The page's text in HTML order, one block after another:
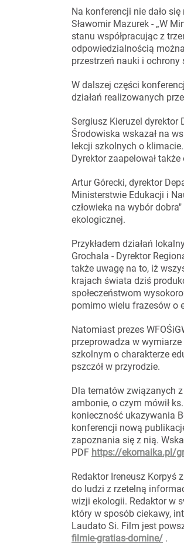
Na konferencji nie dało
Sławomir Mazurek - „W
stanu współpracując z
odpowiedzialnością
przestrzeń nauki i ochrony
W dalszej części
działań realizowanych
Sergiusz Kieruzel
Środowiska wskazał na
lekcji szkolnych o
Dyrektor zaapelował
Artur Górecki, dyrektor
Ministerstwie Edukacji i
człowieka na wybór
ekologicznej.
Przykładem działań
Grochala - Dyrektor
także uwagę na to, iż
krajach świata dziś
społeczeństwom
pomimo wielu frazesów o
Natomiast prezes
przeprowadza w
szkolnym o charakterze
pszczół w przyrodzie.
Dla tematów związanych
ambonie, o czym mówił
konieczność ukazywania
konferencji nową
zapoznania się z nią.
PDF https://ekomaika.pl/
Redaktor Ireneusz Korpyś
do ludzi z rzetelną
wizji ekologii. Redaktor w
który w sposób ciekawy,
Laudato Si. Film jest
filmie-gratias-domine/ .